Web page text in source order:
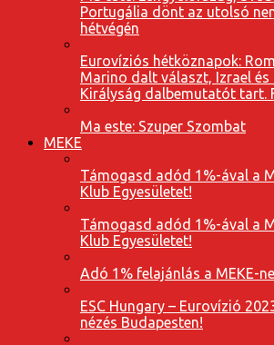
Portugália dönt az utolsó
hétvégén
Eurovíziós hétköznapok:
Marino dalt választ, Izrael és
Királyság dalbemutatót tart.
Ma este: Szuper Szombat
MEKE
Támogasd adód 1%-ával a
Klub Egyesületet!
Támogasd adód 1%-ával a
Klub Egyesületet!
Adó 1% felajánlás a MEKE-
ESC Hungary – Eurovízió
nézés Budapesten!